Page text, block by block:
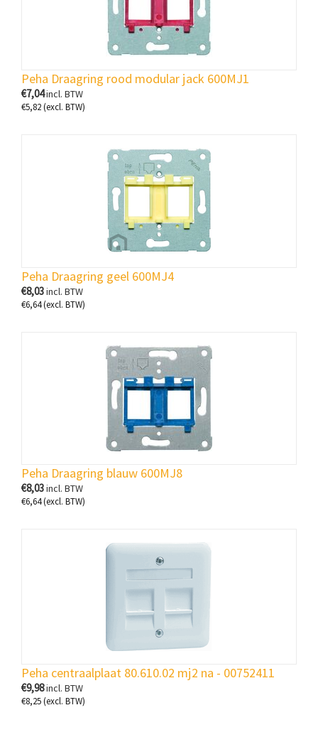
Peha Draagring rood modular jack 600MJ1
€7,04incl. BTW
€5,82(excl. BTW)
Peha Draagring geel 600MJ4
€8,03incl. BTW
€6,64(excl. BTW)
Peha Draagring blauw 600MJ8
€8,03incl. BTW
€6,64(excl. BTW)
Peha centraalplaat 80.610.02 mj2 na - 00752411
€9,98incl. BTW
€8,25(excl. BTW)